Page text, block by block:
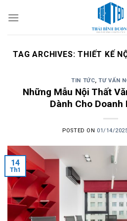
TAG ARCHIVES:THIẾT KẾ
TIN TỨC,TƯ VẤN
Những Mẫu Nội Thất
Dành Cho Doanh
POSTED ON 01/14/
14
Th1